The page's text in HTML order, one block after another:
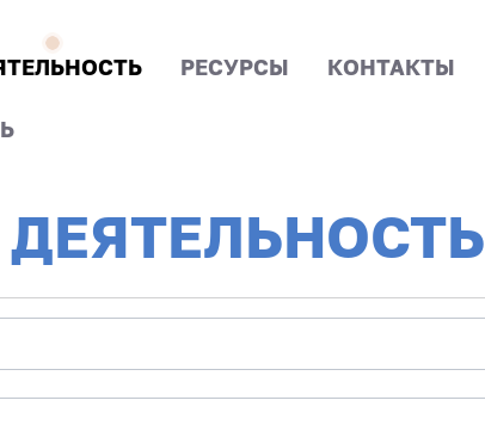
РЕСУРСЫ КОНТАКТЫ